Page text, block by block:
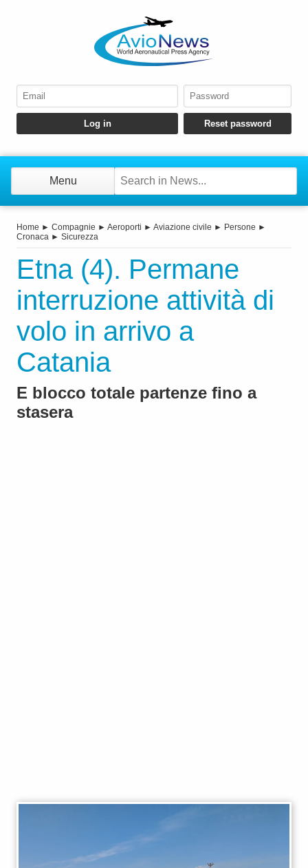
Menu
Home ► Compagnie ► Aeroporti ► Aviazione civile ► Persone ►
Cronaca ► Sicurezza
Etna (4). Permane
interruzione attività di
volo in arrivo a
Catania
E blocco totale partenze fino a
stasera